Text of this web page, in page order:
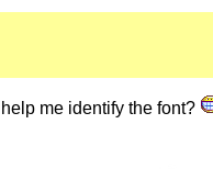
me identify the font?